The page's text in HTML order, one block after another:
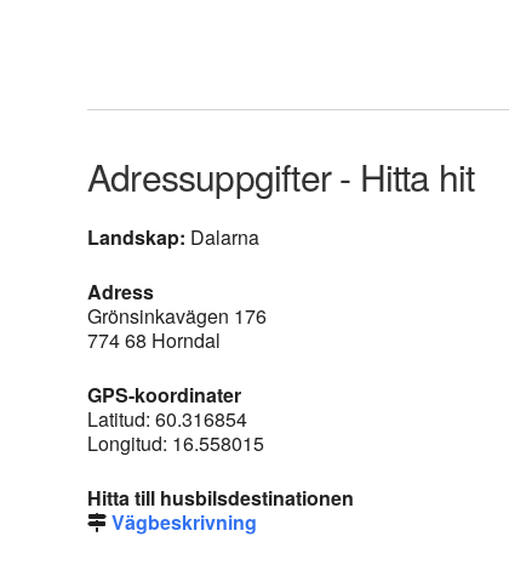
Adressuppgifter - Hitta hit
Landskap: Dalarna
Adress
Grönsinkavägen 176
774 68 Horndal
GPS-koordinater
Latitud: 60.316854
Longitud: 16.558015
Hitta till husbilsdestinationen
Vägbeskrivning